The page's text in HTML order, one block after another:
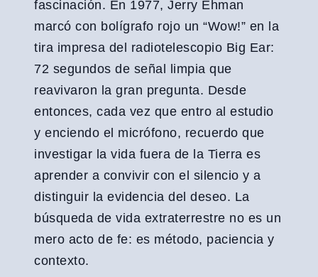
fascinación. En 1977, Jerry Ehman
marcó con bolígrafo rojo un “Wow!” en la
tira impresa del radiotelescopio Big Ear:
72 segundos de señal limpia que
reavivaron la gran pregunta. Desde
entonces, cada vez que entro al estudio
y enciendo el micrófono, recuerdo que
investigar la vida fuera de la Tierra es
aprender a convivir con el silencio y a
distinguir la evidencia del deseo. La
búsqueda de vida extraterrestre no es un
mero acto de fe: es método, paciencia y
contexto.